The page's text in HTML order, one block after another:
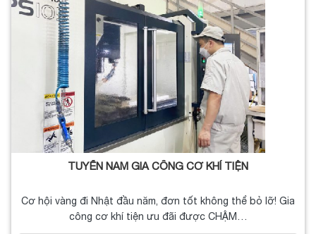
TUYỂN NAM GIA CÔNG CƠ KHÍ TIỆN
Cơ hội vàng đi Nhật đầu năm, đơn tốt không thể bỏ lỡ! Gia
công cơ khí tiện ưu đãi được CHẬM…